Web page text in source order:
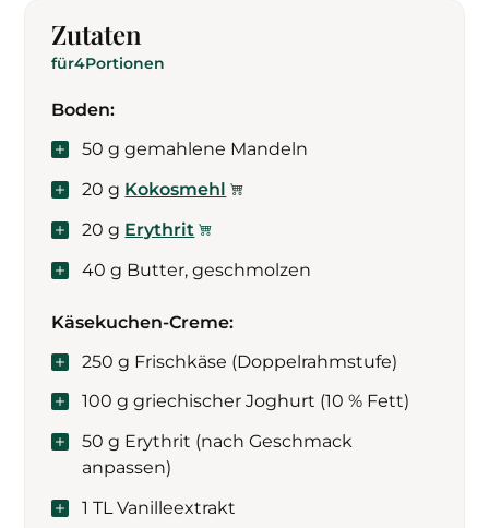
Zutaten
für4Portionen
Boden:
50 g gemahlene Mandeln
20 g Kokosmehl
20 g Erythrit
40 g Butter, geschmolzen
Käsekuchen-Creme:
250 g Frischkäse (Doppelrahmstufe)
100 g griechischer Joghurt (10 % Fett)
50 g Erythrit (nach Geschmack
anpassen)
1 TL Vanilleextrakt